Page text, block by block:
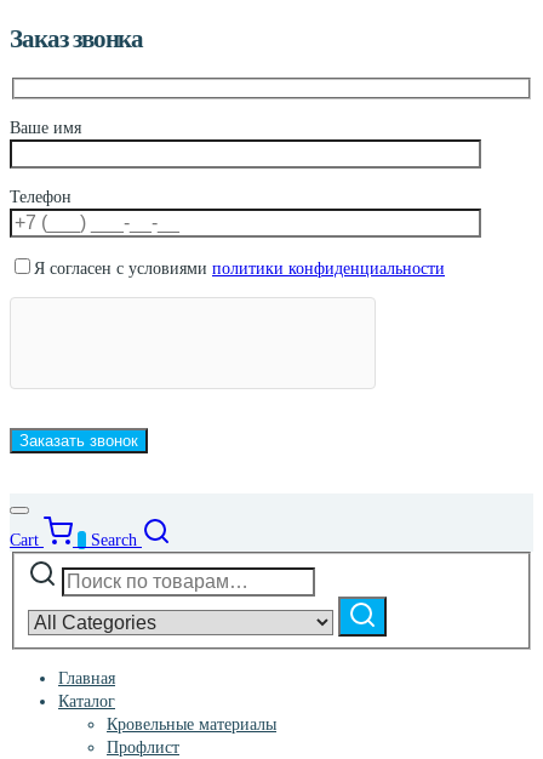
Заказ звонка
Ваше имя
Телефон
Я согласен с условиями политики конфиденциальности
Cart 0 Search
Искать:
category:
Поиск
Главная
Каталог
Кровельные материалы
Профлист